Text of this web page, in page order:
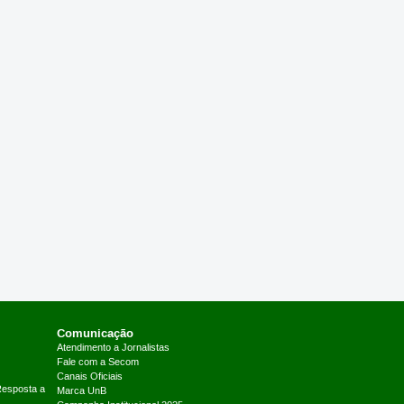
a
Comunicação
Atendimento a Jornalistas
Fale com a Secom
Canais Oficiais
Marca UnB